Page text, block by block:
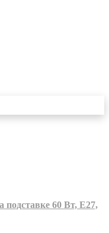
60 Вт, Е27,